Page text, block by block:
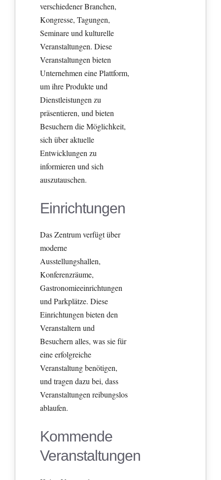
verschiedener Branchen,
Kongresse, Tagungen,
Seminare und kulturelle
Veranstaltungen. Diese
Veranstaltungen bieten
Unternehmen eine Plattform,
um ihre Produkte und
Dienstleistungen zu
präsentieren, und bieten
Besuchern die Möglichkeit,
sich über aktuelle
Entwicklungen zu
informieren und sich
auszutauschen.
Einrichtungen
Das Zentrum verfügt über
moderne
Ausstellungshallen,
Konferenzräume,
Gastronomieeinrichtungen
und Parkplätze. Diese
Einrichtungen bieten den
Veranstaltern und
Besuchern alles, was sie für
eine erfolgreiche
Veranstaltung benötigen,
und tragen dazu bei, dass
Veranstaltungen reibungslos
ablaufen.
Kommende
Veranstaltungen